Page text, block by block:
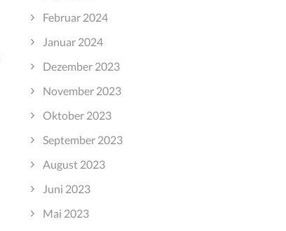
Februar 2024
Januar 2024
Dezember 2023
November 2023
Oktober 2023
September 2023
August 2023
Juni 2023
Mai 2023